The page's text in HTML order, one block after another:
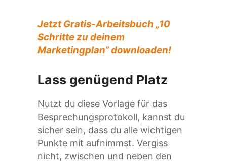
Jetzt Gratis-Arbeitsbuch „10
Schritte zu deinem
Marketingplan“ downloaden!
Lass genügend Platz
Nutzt du diese Vorlage für das
Besprechungsprotokoll, kannst du
sicher sein, dass du alle wichtigen
Punkte mit aufnimmst. Vergiss
nicht, zwischen und neben den